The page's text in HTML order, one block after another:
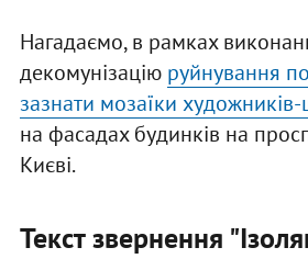
Нагадаємо, в рамках
декомунізацію руйнування
зазнати мозаїки художників-
на фасадах будинків на
Києві.
Текст звернення